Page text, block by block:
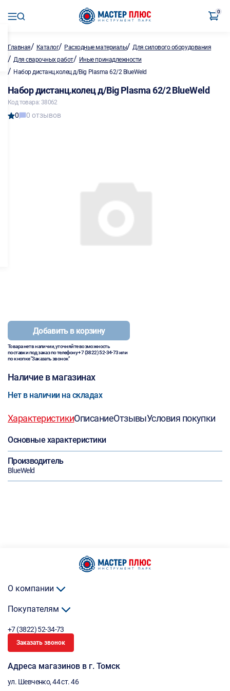
0
Главная/ Каталог/ Расходные материалы/Для силового оборудования
/ Для сварочных работ/ Иные принадлежности
/ Набор дистанц.колец д/Big Plasma 62/2 BlueWeld
Набор дистанц.колец д/Big Plasma 62/2 BlueWeld
Код товара: 38062
0 0 отзывов
Добавить в корзину
Товара нет в наличии, уточняйте возможность
поставки под заказ по телефону+7 (3822) 52-34-73или
по кнопке "Заказать звонок"
Наличие в магазинах
Нет в наличии на складах
ХарактеристикиОписаниеОтзывыУсловия покупки
Основные характеристики
Производитель
BlueWeld
О компании
Покупателям
+7 (3822) 52-34-73
Заказать звонок
Адреса магазинов в г. Томск
ул. Шевченко, 44 ст. 46